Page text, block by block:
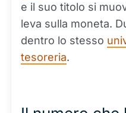
e il suo titolo si
leva sulla moneta.
dentro lo stesso
tesoreria.